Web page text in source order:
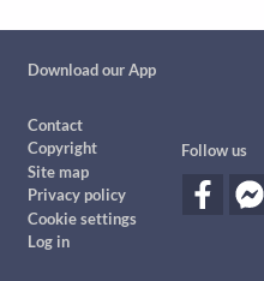
Download our App
Contact
Copyright
Site map
Privacy policy
Cookie settings
Log in
Follow us